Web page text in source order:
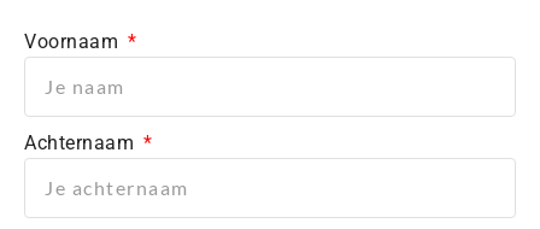
Voornaam
Achternaam